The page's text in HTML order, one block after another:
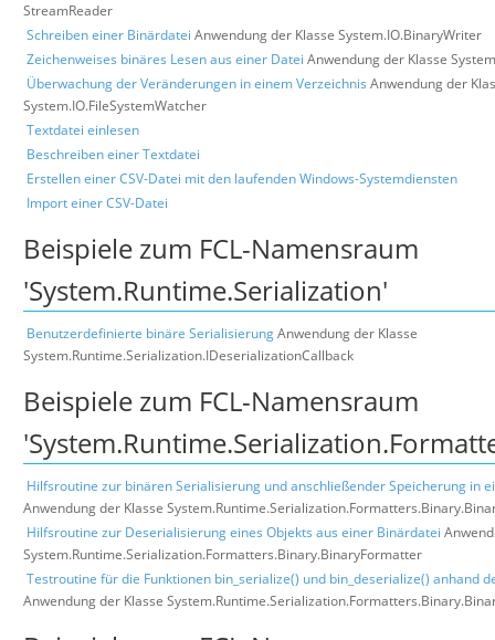
StreamReader
Schreiben einer Binärdatei Anwendung der Klasse System.IO.BinaryWriter
Zeichenweises binäres Lesen aus einer Datei Anwendung der Klasse
Überwachung der Veränderungen in einem Verzeichnis Anwendung der
System.IO.FileSystemWatcher
Textdatei einlesen
Beschreiben einer Textdatei
Erstellen einer CSV-Datei mit den laufenden Windows-Systemdiensten
Import einer CSV-Datei
Beispiele zum FCL-Namensraum
'System.Runtime.Serialization'
Benutzerdefinierte binäre SerialisierungAnwendung der Klasse
System.Runtime.Serialization.IDeserializationCallback
Beispiele zum FCL-Namensraum
Hilfsroutine zur binären Serialisierung und anschließender Speicherung in
Anwendung der Klasse
Hilfsroutine zur Deserialisierung eines Objekts aus einer Binärdatei
System.Runtime.Serialization.Formatters.Binary.BinaryFormatter
Testroutine für die Funktionen bin_serialize() und bin_deserialize() anhand
Anwendung der Klasse